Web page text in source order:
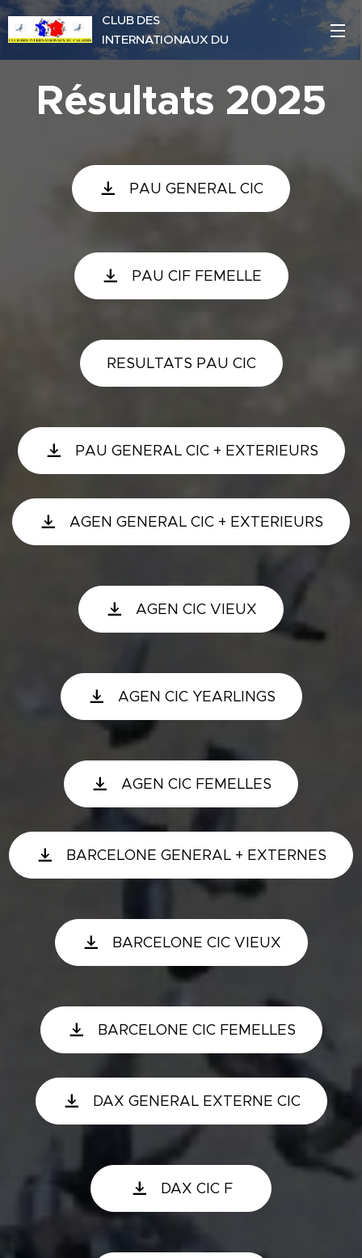
CLUB DES
INTERNATIONAUX DU
CALAISIS
Résultats 2025
PAU GENERAL CIC
PAU CIF FEMELLE
RESULTATS PAU CIC
PAU GENERAL CIC + EXTERIEURS
AGEN GENERAL CIC + EXTERIEURS
AGEN CIC VIEUX
AGEN CIC YEARLINGS
AGEN CIC FEMELLES
BARCELONE GENERAL + EXTERNES
BARCELONE CIC VIEUX
BARCELONE CIC FEMELLES
DAX GENERAL EXTERNE CIC
DAX CIC F